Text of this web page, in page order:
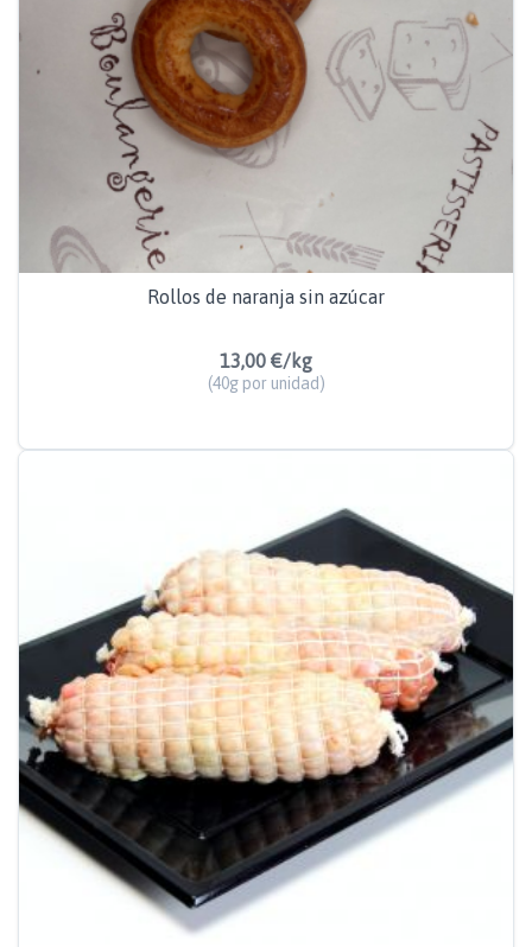
Rollos de naranja sin azúcar
13,00 €/kg
(40g por unidad)